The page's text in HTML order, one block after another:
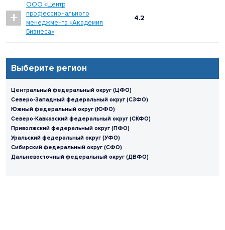
Выберите регион
Центральный федеральный округ (ЦФО)
Северо-Западный федеральный округ (СЗФО)
Южный федеральный округ (ЮФО)
Северо-Кавказский федеральный округ (СКФО)
Приволжский федеральный округ (ПФО)
Уральский федеральный округ (УФО)
Сибирский федеральный округ (СФО)
Дальневосточный федеральный округ (ДВФО)
+
ООО «Центр
профессионального
менеджмента «Академия
Бизнеса»
4.2